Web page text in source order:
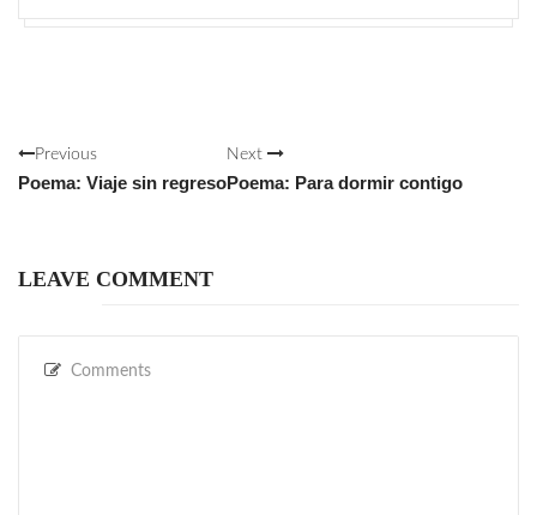
Previous
Poema: Viaje sin regreso
Next
Poema: Para dormir contigo
LEAVE COMMENT